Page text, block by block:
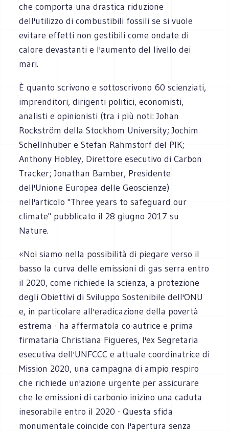
che comporta una drastica riduzione
dell'utilizzo di combustibili fossili se si vuole
evitare effetti non gestibili come ondate di
calore devastanti e l'aumento del livello dei
mari.
È quanto scrivono e sottoscrivono 60 scienziati,
imprenditori, dirigenti politici, economisti,
analisti e opinionisti (tra i più noti: Johan
Rockström della Stockhom University; Jochim
Schellnhuber e Stefan Rahmstorf del PIK;
Anthony Hobley, Direttore esecutivo di Carbon
Tracker; Jonathan Bamber, Presidente
dell'Unione Europea delle Geoscienze)
nell'articolo "Three years to safeguard our
climate" pubblicato il 28 giugno 2017 su
Nature.
«Noi siamo nella possibilità di piegare verso il
basso la curva delle emissioni di gas serra entro
il 2020, come richiede la scienza, a protezione
degli Obiettivi di Sviluppo Sostenibile dell'ONU
e, in particolare all'eradicazione della povertà
estrema - ha affermatola co-autrice e prima
firmataria Christiana Figueres, l'ex Segretaria
esecutiva dell'UNFCCC e attuale coordinatrice di
Mission 2020, una campagna di ampio respiro
che richiede un'azione urgente per assicurare
che le emissioni di carbonio inizino una caduta
inesorabile entro il 2020 - Questa sfida
monumentale coincide con l'apertura senza